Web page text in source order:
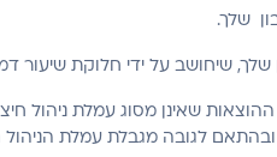
שלך.
שיחושב על ידי חלוקת שיעור
שאינן מסוג עמלת ניהול
לגובה מגבלת עמלת הניהול